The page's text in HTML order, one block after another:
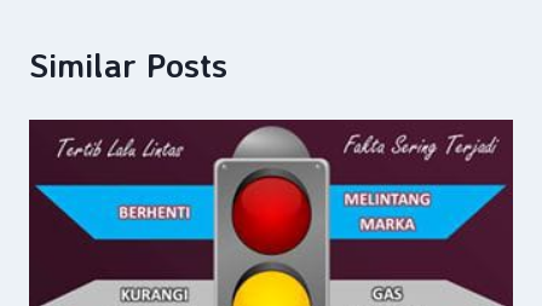
Similar Posts